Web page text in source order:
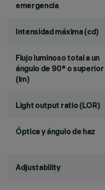
emergencia
Intensidad máxima (cd)
Flujo luminoso total a un
ángulo de 90° o superior
(lm)
Light output ratio (LOR)
Óptica y ángulo de haz
Adjustability